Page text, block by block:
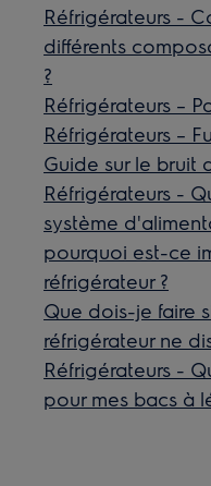
Réfrigérateurs -
différents
?
Réfrigérateurs –
Réfrigérateurs –
Guide sur le bruit
Réfrigérateurs -
système
pourquoi est-ce
réfrigérateur ?
Que dois-je faire
réfrigérateur ne
Réfrigérateurs -
pour mes bacs à